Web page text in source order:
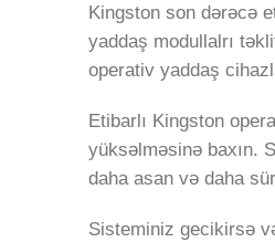
Kingston son dərəcə
yaddaş modullalrı
operativ yaddaş
Etibarlı Kingston
yüksəlməsinə baxın.
daha asan və daha
Sisteminiz gecikirsə